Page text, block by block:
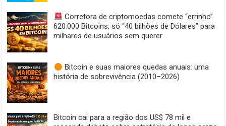
Corretora de criptomoedas comete “errinho”
620.000 Bitcoins, só “40 bilhões de Dólares” para
milhares de usuários sem querer
Bitcoin e suas maiores quedas anuais: uma
história de sobrevivência (2010–2026)
Bitcoin cai para a região dos US$ 78 mil e